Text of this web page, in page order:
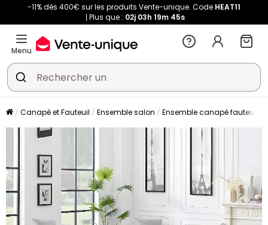
-11% dès 400€ sur les produits Vente-unique. Code HEAT11
Plus que : 02j 03h 19m 45s
Menu
Canapé et Fauteuil Ensemble salon Ensemble canapé fauteuil